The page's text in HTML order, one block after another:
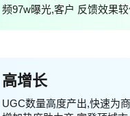
频97w曝光,客户 反馈效果较
高增长
UGC数量高度产出,快速为